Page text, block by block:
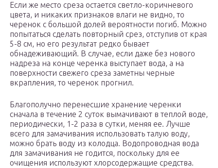
Если же место среза остается светло-коричневого
цвета, и никаких признаков влаги не видно, то
черенок с большой долей вероятности погиб. Можно
попытаться сделать повторный срез, отступив от края
5-8 см, но его результат редко бывает
обнадеживающий. В случае, если даже без нового
надреза на конце черенка выступает вода, а на
поверхности свежего среза заметны черные
вкрапления, то черенок прогнил.
Благополучно перенесшие хранение черенки
сначала в течение 2 суток вымачивают в теплой воде,
периодически, 1-2 раза в сутки, меняя ее. Лучше
всего для замачивания использовать талую воду,
можно брать воду из колодца. Водопроводная вода
для замачивания не годится, поскольку для ее
очищения используют хлорсодержащие средства.